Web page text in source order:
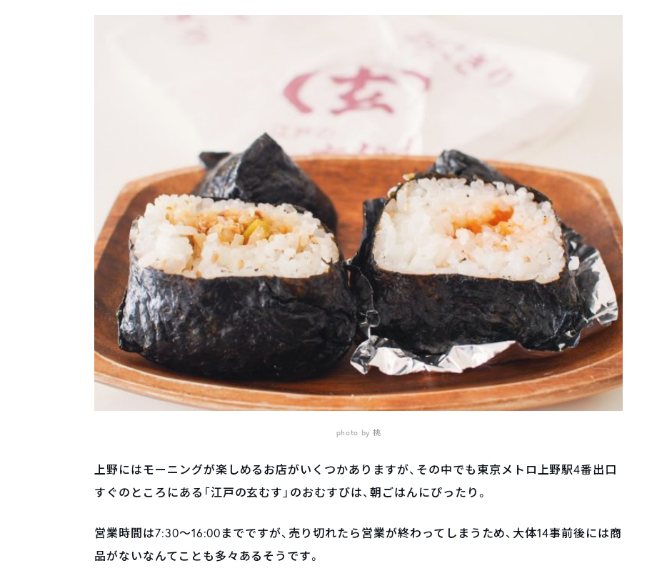
photo by 桃
上野にはモーニングが楽しめるお店がいくつかありますが、その中でも東京メトロ上野駅4番出口
すぐのところにある「江戸の玄むす」のおむすびは、朝ごはんにぴったり。
営業時間は7:30〜16:00までですが、売り切れたら営業が終わってしまうため、大体14事前後には商
品がないなんてことも多々あるそうです。